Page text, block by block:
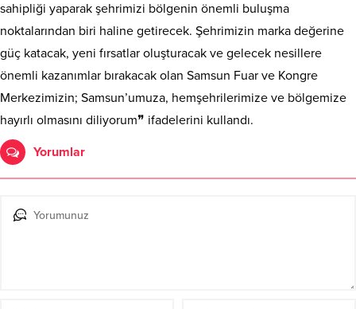
sahipliği yaparak şehrimizi bölgenin önemli buluşma
noktalarından biri haline getirecek. Şehrimizin marka değerine
güç katacak, yeni fırsatlar oluşturacak ve gelecek nesillere
önemli kazanımlar bırakacak olan Samsun Fuar ve Kongre
Merkezimizin; Samsun’umuza, hemşehrilerimize ve bölgemize
hayırlı olmasını diliyorum❞ ifadelerini kullandı.
Yorumlar